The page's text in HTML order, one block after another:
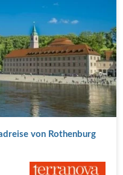
von Rothenburg